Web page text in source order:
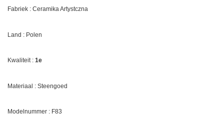
Fabriek : Ceramika Artystczna
Land : Polen
Kwaliteit : 1e
Materiaal : Steengoed
Modelnummer : F83